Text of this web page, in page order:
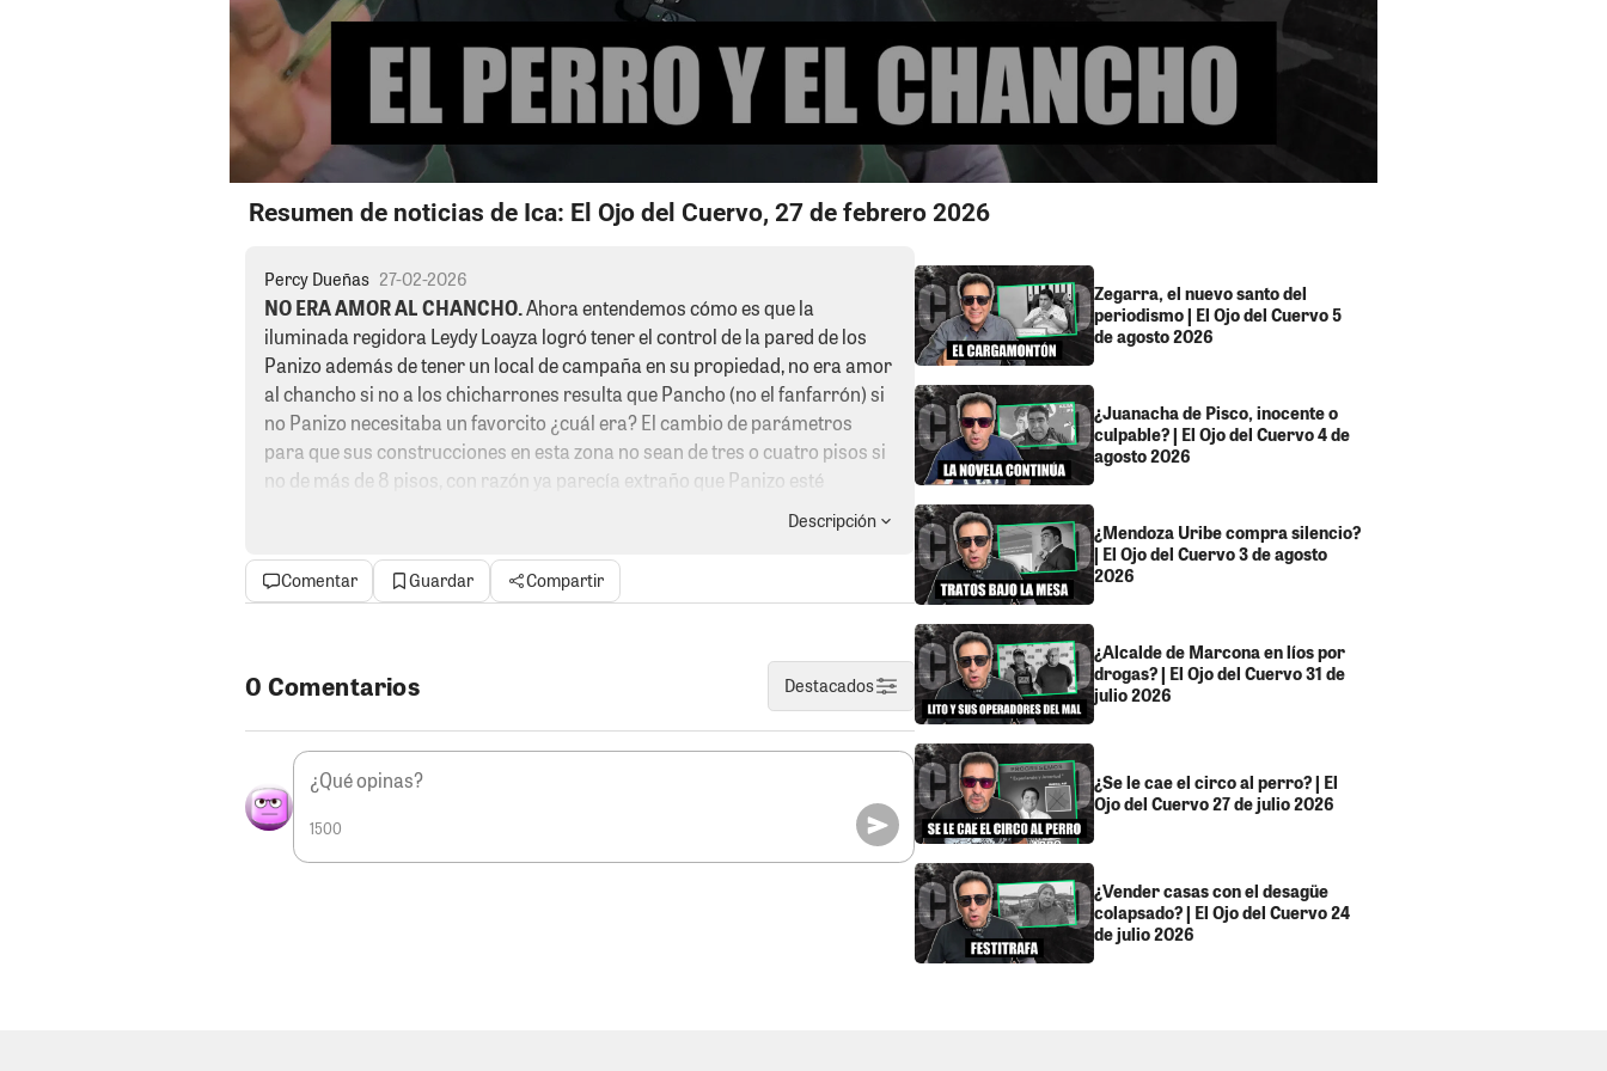
Resumen de noticias de Ica: El Ojo del Cuervo, 27 de febrero 2026
Percy Dueñas 27-02-2026
NO ERA AMOR AL CHANCHO.Ahora entendemos cómo es que la
iluminada regidora Leydy Loayza logró tener el control de la pared de los
Panizo además de tener un local de campaña en su propiedad, no era amor
al chancho si no a los chicharrones resulta que Pancho (no el fanfarrón) si
no Panizo necesitaba un favorcito ¿cuál era? El cambio de parámetros
para que sus construcciones en esta zona no sean de tres o cuatro pisos si
no de más de 8 pisos, con razón ya parecía extraño que Panizo esté
apoyando un partido de izquierda, en fin por esa razón hasta los regidores
deberían de renunciar a sus cargos para evitar que usen ese poder en su
favor. Como dijo alguna vez Nadine Heredia “Tan difícil es caminar derecho”
a quien decía Amar, muy por el contrario sin querer queriendo dejó aflorar
entre risas sus necesidades económicas, sobre todo en esta campaña
electoral, que para ella,( se ha vuelto “Dura” así lo dejó clarito en su cuenta
de TikTok oficial donde también pidió que la contraten para cubrir sus
gastos, Uhmmm… se le fue un sponsor
EL PERRO Y EL CHANCHO.
Descripción
Comentar Guardar Compartir
0 Comentarios Destacados
1500
Zegarra, el nuevo santo del
periodismo | El Ojo del Cuervo 5
de agosto 2026
¿Juanacha de Pisco, inocente o
culpable? | El Ojo del Cuervo 4 de
agosto 2026
¿Mendoza Uribe compra silencio?
| El Ojo del Cuervo 3 de agosto
2026
¿Alcalde de Marcona en líos por
drogas? | El Ojo del Cuervo 31 de
julio 2026
¿Se le cae el circo al perro? | El
Ojo del Cuervo 27 de julio 2026
¿Vender casas con el desagüe
colapsado? | El Ojo del Cuervo 24
de julio 2026